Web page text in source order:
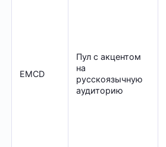
EMCD
Пул с акцентом
на
русскоязычную
аудиторию